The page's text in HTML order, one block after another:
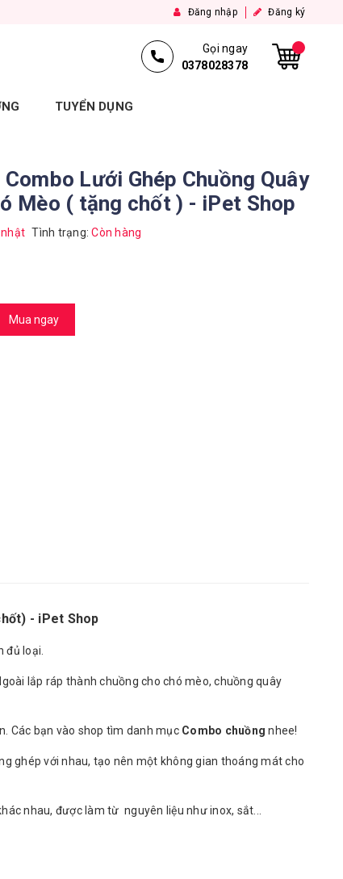
Đăng nhập Đăng ký
Gọi ngay
0378028378
TUYỂN DỤNG
Lưới Ghép Chuồng Quây
Mèo ( tặng chốt ) - iPet Shop
Tình trạng:Còn hàng
Mua ngay
- iPet Shop
đủ loại.
lắp ráp thành chuồng cho chó mèo, chuồng quây
Các bạn vào shop tìm danh mục Combo chuồng nhee!
ghép với nhau, tạo nên một không gian thoáng mát cho
nhau, được làm từ nguyên liệu như inox, sắt...